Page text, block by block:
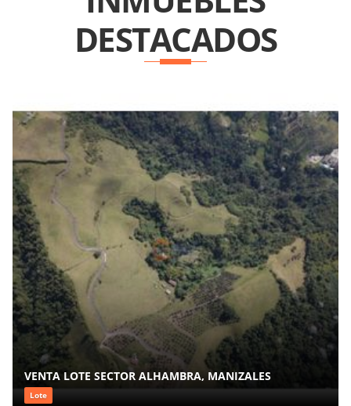
DESTACADOS
VENTA LOTE SECTOR ALHAMBRA, MANIZALES
Lote